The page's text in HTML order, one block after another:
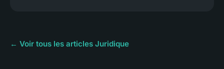
← Voir tous les articles Juridique